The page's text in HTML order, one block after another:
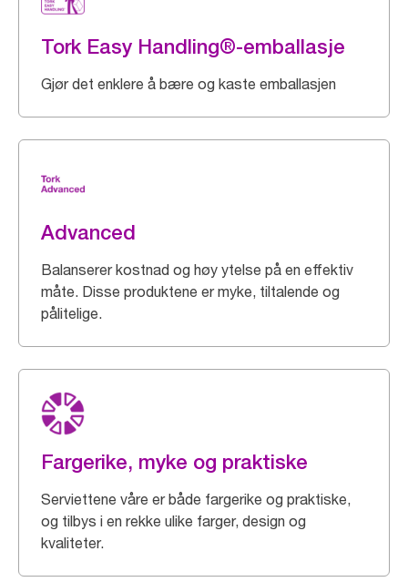
Tork Easy Handling®-emballasje
Gjør det enklere å bære og kaste emballasjen
Advanced
Balanserer kostnad og høy ytelse på en effektiv
måte. Disse produktene er myke, tiltalende og
pålitelige.
Fargerike, myke og praktiske
Serviettene våre er både fargerike og praktiske,
og tilbys i en rekke ulike farger, design og
kvaliteter.